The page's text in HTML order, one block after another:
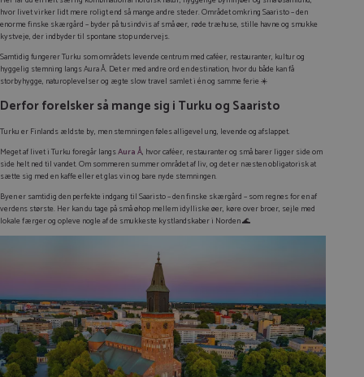
hvor livet virker lidt mere roligt end så mange andre steder. Området omkring Saaristo – den
enorme finske skærgård – byder på tusindvis af små øer, røde træhuse, stille havne og smukke
kystveje, der indbyder til spontane stop undervejs.
Samtidig fungerer Turku som områdets levende centrum med caféer, restauranter, kultur og
hyggelig stemning langs Aura Å. Det er med andre ord en destination, hvor du både kan få
storbyhygge, naturoplevelser og ægte slow travel samlet i én og samme ferie ☀️
Derfor forelsker så mange sig i Turku og Saaristo
Turku er Finlands ældste by, men stemningen føles alligevel ung, levende og afslappet.
Meget af livet i Turku foregår langsAura Å, hvor caféer, restauranter og små barer ligger side om
side helt ned til vandet. Om sommeren summer området af liv, og det er næsten obligatorisk at
sætte sig med en kaffe eller et glas vin og bare nyde stemningen.
Byen er samtidig den perfekte indgang til Saaristo – den finske skærgård – som regnes for en af
verdens største. Her kan du tage på små øhop mellem idylliske øer, køre over broer, sejle med
lokale færger og opleve nogle af de smukkeste kystlandskaber i Norden 🌊